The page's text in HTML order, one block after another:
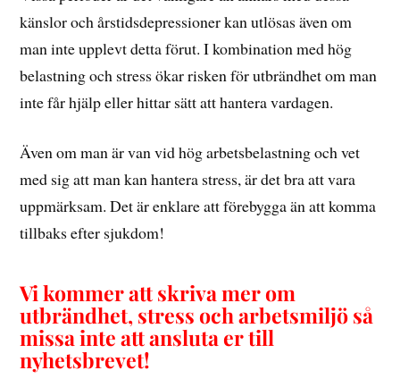
känslor och årstidsdepressioner kan utlösas även om
man inte upplevt detta förut. I kombination med hög
belastning och stress ökar risken för utbrändhet om man
inte får hjälp eller hittar sätt att hantera vardagen.
Även om man är van vid hög arbetsbelastning och vet
med sig att man kan hantera stress, är det bra att vara
uppmärksam. Det är enklare att förebygga än att komma
tillbaks efter sjukdom!
Vi kommer att skriva mer om
utbrändhet, stress och arbetsmiljö så
missa inte att ansluta er till
nyhetsbrevet!